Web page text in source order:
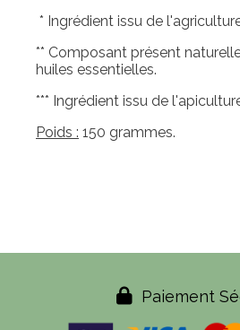
* Ingrédient issu de
** Composant présent
huiles essentielles.
*** Ingrédient issu de
Poids : 150 grammes.
 Paiement